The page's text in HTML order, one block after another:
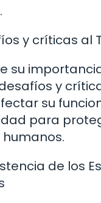
y críticas al
su
y
su
para
de los